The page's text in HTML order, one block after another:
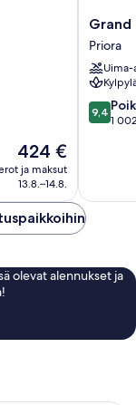
Hinta
on
424 €
424 €
ja maksut
13.8.–14.8.
Grand
Hotel
Priora
Priora
Uima-
9.4
kautta
9,4
1
olevat alennukset ja